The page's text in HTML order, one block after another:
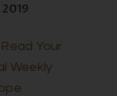
Your
Weekly